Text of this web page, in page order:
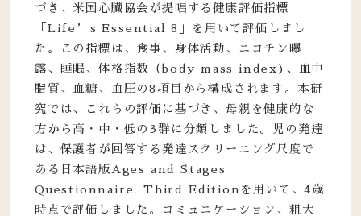
づき、米国心臓協会が提唱する健康評価指標
「Life’s Essential 8」を用いて評価しまし
た。この指標は、食事、身体活動、ニコチン曝
露、睡眠、体格指数（body mass index)、血中
脂質、血糖、血圧の8項目から構成されます。本研
究では、これらの評価に基づき、母親を健康的な
方から高・中・低の3群に分類しました。児の発達
は、保護者が回答する発達スクリーニング尺度で
ある日本語版Ages and Stages
Questionnaire, Third Editionを用いて、4歳
時点で評価しました。コミュニケーション、粗大